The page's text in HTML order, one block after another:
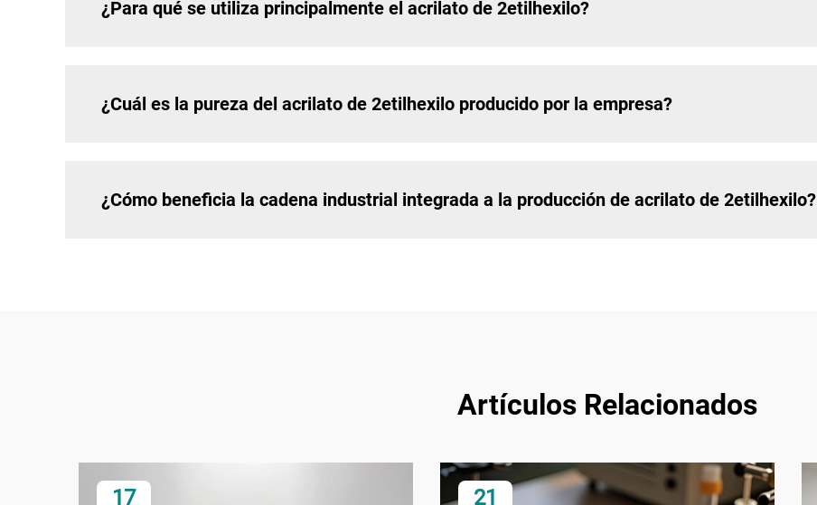
¿Para qué se utiliza principalmente el acrilato de 2etilhexilo?
¿Cuál es la pureza del acrilato de 2etilhexilo producido por la empresa?
¿Cómo beneficia la cadena industrial integrada a la producción de acrilato de 2etilhexilo?
Artículos Relacionados
17 21